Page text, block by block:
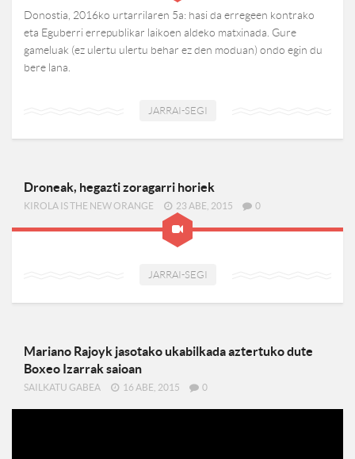
Donostia, 2016ko urtarrilaren 5a: hasi da erregeen kontrako
eta Eguberri errepublikar laikoen aldeko matxinada. Gure
gameluak (ez ulertu ulertu behar ez den moduan) ondo egin du
bere lana.
JARRAI-SEGI
Droneak, hegazti zoragarri horiek
KIROLA IS THE NEW ORANGE 23 ABE, 2015 0
JARRAI-SEGI
Mariano Rajoyk jasotako ukabilkada aztertuko dute
Boxeo Izarrak saioan
SAILKATU GABEA 16 ABE, 2015 0